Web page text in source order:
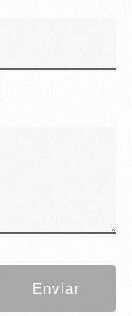
Enviar